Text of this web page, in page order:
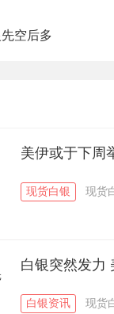
空后多
美伊或于下周
现货白银 现货
白银突然发力
白银资讯 现货